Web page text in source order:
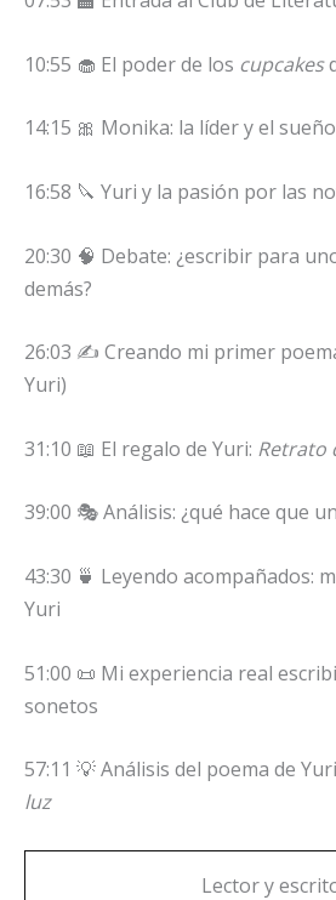
10:55 🧁 El poder de los cupcakes
14:15 🎀 Monika: la líder y el
16:58 🔪 Yuri y la pasión por las
20:30 🧠 Debate: ¿escribir para
demás?
26:03 ✍️ Creando mi primer
Yuri)
31:10 📖 El regalo de Yuri: Retrato
39:00 🎭 Análisis: ¿qué hace que
43:30 🍵 Leyendo acompañados:
Yuri
51:00 📜 Mi experiencia real
sonetos
57:11 💡 Análisis del poema de
luz
Lector y